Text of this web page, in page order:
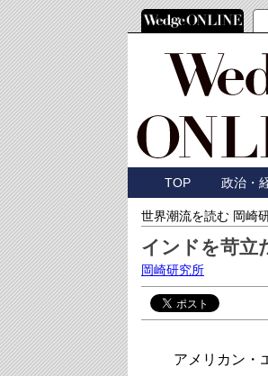
TOP 政治・
世界潮流を読む 岡崎
インドを苛立
岡崎研究所
アメリカン・